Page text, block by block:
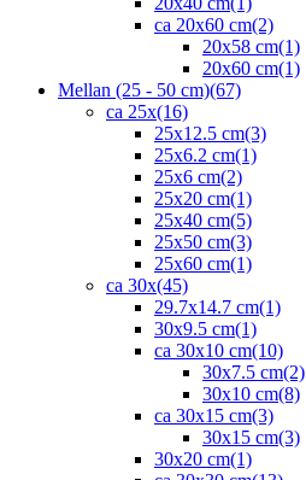
ca 20x60 cm(2)
20x58 cm(1)
20x60 cm(1)
Mellan (25 - 50 cm)(67)
ca 25x(16)
25x12.5 cm(3)
25x6.2 cm(1)
25x6 cm(2)
25x20 cm(1)
25x40 cm(5)
25x50 cm(3)
25x60 cm(1)
ca 30x(45)
29.7x14.7 cm(1)
30x9.5 cm(1)
ca 30x10 cm(10)
30x7.5 cm(2)
30x10 cm(8)
ca 30x15 cm(3)
30x15 cm(3)
30x20 cm(1)